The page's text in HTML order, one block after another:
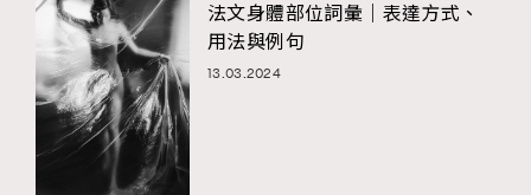
法文身體部位詞彙｜表達方式、
用法與例句
13.03.2024